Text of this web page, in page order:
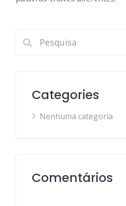
Categories
Nenhuma categoria
Comentários